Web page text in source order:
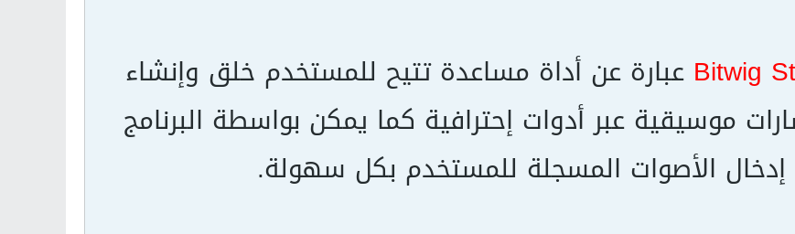
Bitwig عبارة عن أداة مساعدة تتيح للمستخدم خلق وإنشاء
موسيقية عبر أدوات إحترافية كما يمكن بواسطة البرنامج
إدخال الأصوات المسجلة للمستخدم بكل سهولة.